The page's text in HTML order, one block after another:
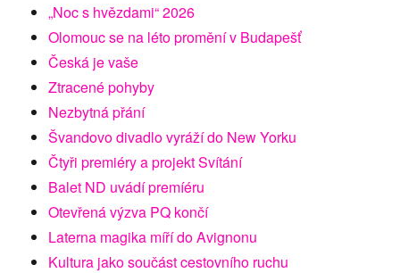
„Noc s hvězdami“ 2026
Olomouc se na léto promění v Budapešť
Česká je vaše
Ztracené pohyby
Nezbytná přání
Švandovo divadlo vyráží do New Yorku
Čtyři premiéry a projekt Svítání
Balet ND uvádí premíéru
Otevřená výzva PQ končí
Laterna magika míří do Avignonu
Kultura jako součást cestovního ruchu